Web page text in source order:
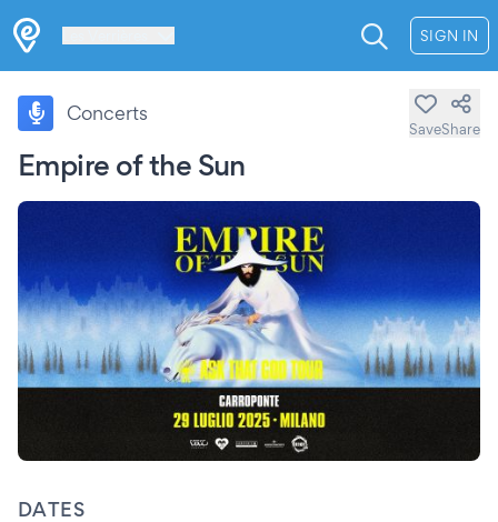
SIGN IN
Empire of the Sun
Concerts
SaveShare
DATES